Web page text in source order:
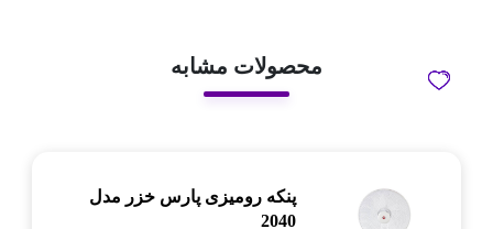
محصولات مشابه
پنکه رومیزی پارس خزر مدل
2040